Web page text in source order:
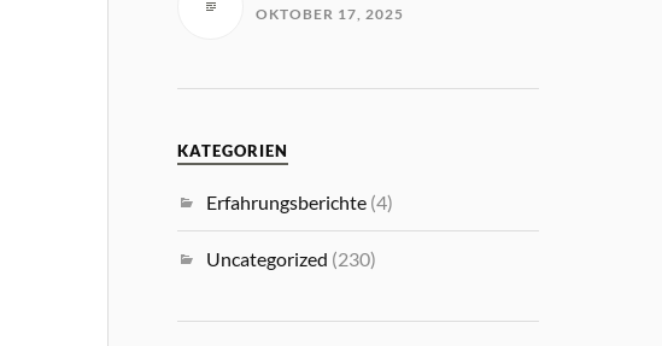
OKTOBER 17, 2025
KATEGORIEN
Erfahrungsberichte (4)
Uncategorized (230)